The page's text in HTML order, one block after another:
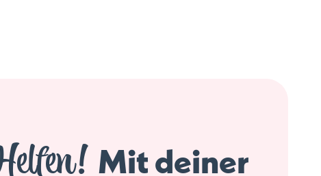
Mit deiner